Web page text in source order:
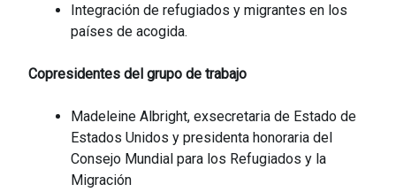
Integración de refugiados y migrantes en los
países de acogida.
Copresidentes del grupo de trabajo
Madeleine Albright, exsecretaria de Estado de
Estados Unidos y presidenta honoraria del
Consejo Mundial para los Refugiados y la
Migración